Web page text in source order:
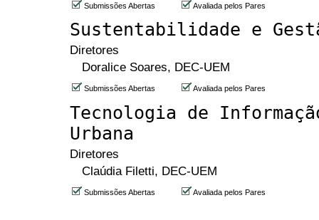
Submissões Abertas Avaliada pelos Pares
Sustentabilidade e
Diretores
Doralice Soares, DEC-UEM
Submissões Abertas Avaliada pelos Pares
Tecnologia de
Urbana
Diretores
Claúdia Filetti, DEC-UEM
Submissões Abertas Avaliada pelos Pares